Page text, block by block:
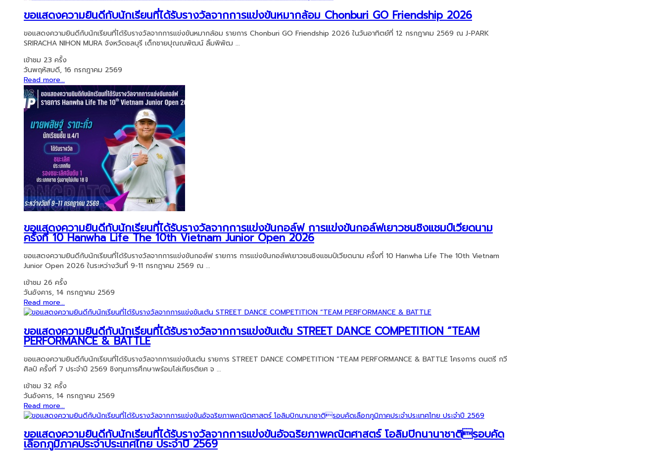
ขอแสดงความยินดีกับนักเรียนที่ได้รับรางวัลจากการแข่งขันหมากล้อม Chonburi GO Friendship 2026
ขอแสดงความยินดีกับนักเรียนที่ได้รับรางวัลจากการแข่งขันหมากล้อม รายการ Chonburi GO Friendship 2026 ในวันอาทิตย์ที่ 12 กรกฎาคม 2569 ณ J-PARK
SRIRACHA NIHON MURA จังหวัดชลบุรี เด็กชายปุณณพัฒน์ ลิ้มพิพัฒ ...
เข้าชม 23 ครั้ง
วันพฤหัสบดี, 16 กรกฎาคม 2569
Read more...
ขอแสดงความยินดีกับนักเรียนที่ได้รับรางวัลจากการแข่งขันกอล์ฟ การแข่งขันกอล์ฟเยาวชนชิงแชมป์เวียดนาม
ครั้งที่ 10 Hanwha Life The 10th Vietnam Junior Open 2026
ขอแสดงความยินดีกับนักเรียนที่ได้รับรางวัลจากการแข่งขันกอล์ฟ รายการ การแข่งขันกอล์ฟเยาวชนชิงแชมป์เวียดนาม ครั้งที่ 10 Hanwha Life The 10th Vietnam
Junior Open 2026 ในระหว่างวันที่ 9-11 กรกฎาคม 2569 ณ ...
เข้าชม 26 ครั้ง
วันอังคาร, 14 กรกฎาคม 2569
Read more...
ขอแสดงความยินดีกับนักเรียนที่ได้รับรางวัลจากการแข่งขันเต้น STREET DANCE COMPETITION “TEAM
PERFORMANCE & BATTLE
ขอแสดงความยินดีกับนักเรียนที่ได้รับรางวัลจากการแข่งขันเต้น รายการ STREET DANCE COMPETITION “TEAM PERFORMANCE & BATTLE โครงการ ดนตรี กวี
ศิลป์ ครั้งที่ 7 ประจำปี 2569 ชิงทุนการศึกษาพร้อมโล่เกียรติยศ จ ...
เข้าชม 32 ครั้ง
วันอังคาร, 14 กรกฎาคม 2569
Read more...
ขอแสดงความยินดีกับนักเรียนที่ได้รับรางวัลจากการแข่งขันอัจฉริยภาพคณิตศาสตร์ โอลิมปิกนานาชาติรอบคัด
เลือกภูมิภาคประจำประเทศไทย ประจำปี 2569